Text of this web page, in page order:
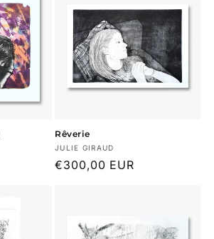
Rêverie
Fournisseur :
JULIE GIRAUD
Prix
€300,00 EUR